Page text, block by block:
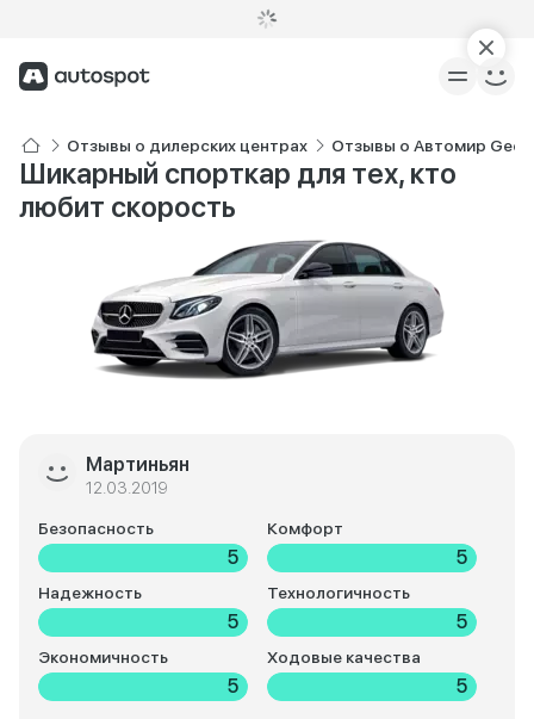
Отзывы о дилерских центрах Отзывы о Автомир
Шикарный спорткар для тех, кто
любит скорость
Мартиньян
12.03.2019
Безопасность
5
Комфорт
5
Надежность
5
Технологичность
5
Экономичность
5
Ходовые качества
5